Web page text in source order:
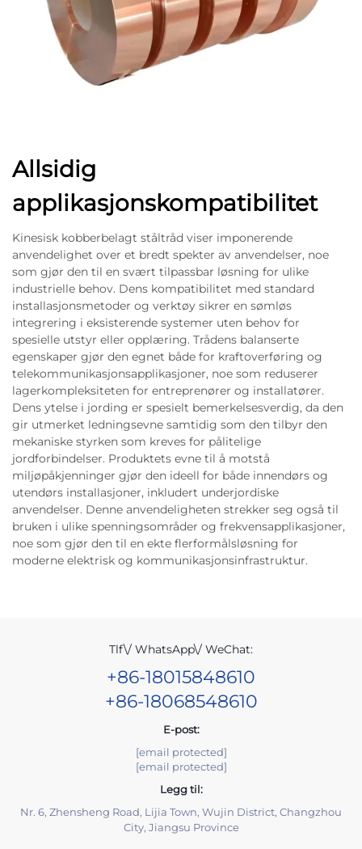
Allsidig
applikasjonskompatibilitet
Kinesisk kobberbelagt ståltråd viser imponerende
anvendelighet over et bredt spekter av anvendelser, noe
som gjør den til en svært tilpassbar løsning for ulike
industrielle behov. Dens kompatibilitet med standard
installasjonsmetoder og verktøy sikrer en sømløs
integrering i eksisterende systemer uten behov for
spesielle utstyr eller opplæring. Trådens balanserte
egenskaper gjør den egnet både for kraftoverføring og
telekommunikasjonsapplikasjoner, noe som reduserer
lagerkompleksiteten for entreprenører og installatører.
Dens ytelse i jording er spesielt bemerkelsesverdig, da den
gir utmerket ledningsevne samtidig som den tilbyr den
mekaniske styrken som kreves for pålitelige
jordforbindelser. Produktets evne til å motstå
miljøpåkjenninger gjør den ideell for både innendørs og
utendørs installasjoner, inkludert underjordiske
anvendelser. Denne anvendeligheten strekker seg også til
bruken i ulike spenningsområder og frekvensapplikasjoner,
noe som gjør den til en ekte flerformålsløsning for
moderne elektrisk og kommunikasjonsinfrastruktur.
Tlf\/ WhatsApp\/ WeChat:
+86-18015848610
+86-18068548610
E-post:
[email protected]
[email protected]
Legg til:
Nr. 6, Zhensheng Road, Lijia Town, Wujin District, Changzhou
City, Jiangsu Province